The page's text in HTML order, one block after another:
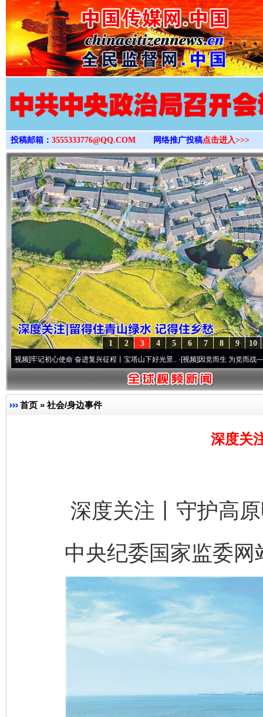
>
投稿邮箱： 3555333776@QQ.COM 网络推广投稿点击进入>>>
10
9
8
7
6
5
4
3
2
1
初心使命 奋进复兴征程丨宝塔山下好光景..·[视频]因党而生 为党而战——百年“纪”
首页 » 社会/身边事件
深度关
深度关注丨守护高原
中央纪委国家监委网